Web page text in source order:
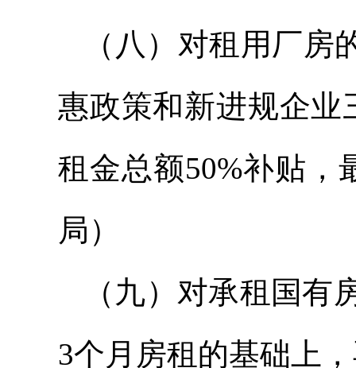
（八）对租用厂
惠政策和新进规企
租金总额50%补贴，
局）
（九）对承租国
3个月房租的基础上